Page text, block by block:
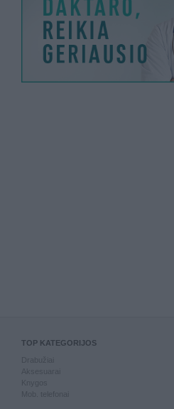
TOP KATEGORIJOS
Knygos
Mob. telefonai